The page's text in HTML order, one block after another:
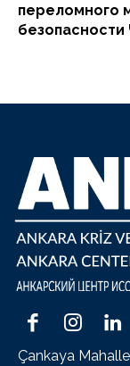
переломного
Çankaya